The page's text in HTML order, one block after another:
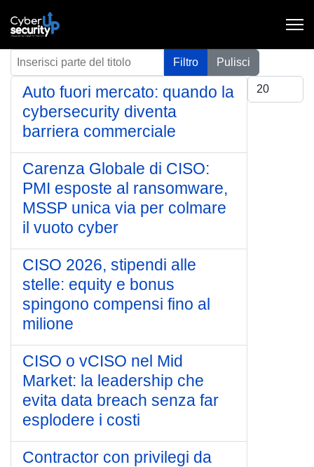
Inserisci parte del titolo Filtro
Pulisci
Visualizza #
Auto fuori mercato: quando la
cybersecurity diventa
barriera commerciale
Carenza Globale di CISO:
PMI esposte al ransomware,
MSSP unica via per colmare
il vuoto cyber
CISO 2026, stipendi alle
stelle: equity e bonus
spingono compensi fino al
milione
CISO o vCISO nel Mid
Market: la leadership che
evita data breach senza far
esplodere i costi
Contractor con privilegi da